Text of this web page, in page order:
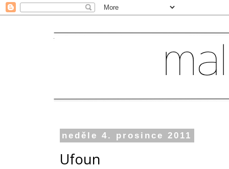
neděle 4. prosince 2011
Ufoun